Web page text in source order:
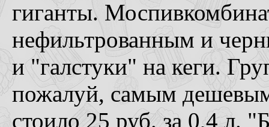
гиганты.
нефильтрованным и
и "галстуки" на кеги.
пожалуй, самым
стоило 25 руб. за 0,4 л.